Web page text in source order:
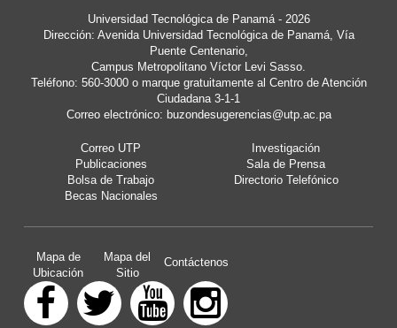
Universidad Tecnológica de Panamá - 2026
Dirección: Avenida Universidad Tecnológica de Panamá, Vía
Puente Centenario,
Campus Metropolitano Víctor Levi Sasso.
Teléfono: 560-3000 o marque gratuitamente al Centro de Atención
Ciudadana 3-1-1
Correo electrónico: buzondesugerencias@utp.ac.pa
Correo UTP
Investigación
Publicaciones
Sala de Prensa
Bolsa de Trabajo
Directorio Telefónico
Becas Nacionales
Mapa de
Ubicación
Mapa del
Sitio
Contáctenos